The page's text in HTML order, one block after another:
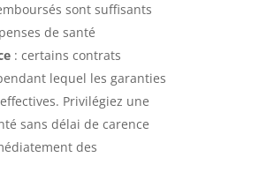
sont suffisants
de santé
: certains contrats
lequel les garanties
Privilégiez une
sans délai de carence
des